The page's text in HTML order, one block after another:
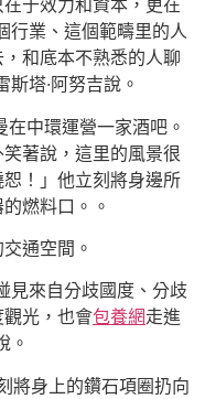
于效力和資本，更在
行業、這個範疇里的人
和底本不熟悉的人聊
斯塔·阿努吉說。
在中環運營一家酒吧。
著說，這里的風景很
！」他立刻將身邊所
燃料口。。
通空間。
見來自分歧國度、分歧
光，也會包養網走進
。
將身上的鑽石項圈扔向